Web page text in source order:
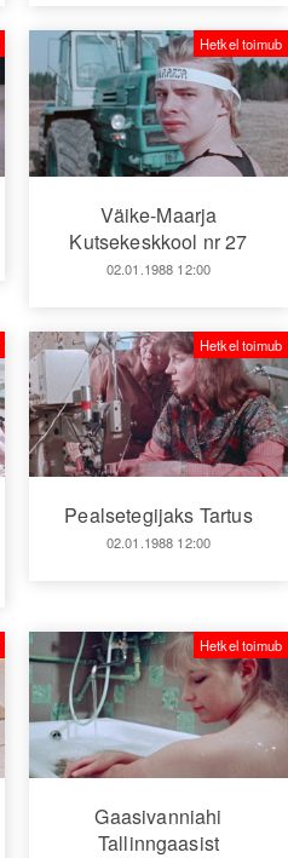
Väike-Maarja
Kutsekeskkool nr 27
02.01.1988 12:00
Hetkel toimub
Pealsetegijaks Tartus
02.01.1988 12:00
Hetkel toimub
Gaasivanniahi
Tallinngaasist
Hetkel toimub